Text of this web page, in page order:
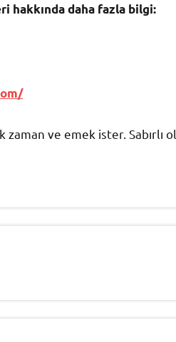
hakkında daha fazla bilgi:
ve emek ister. Sabırlı